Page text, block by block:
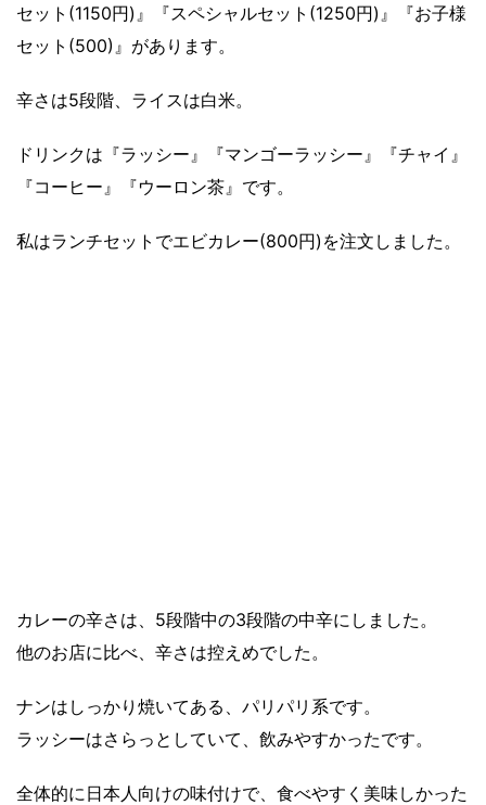
セット(1150円)』『スペシャルセット(1250円)』『お子様
セット(500)』があります。
辛さは5段階、ライスは白米。
ドリンクは『ラッシー』『マンゴーラッシー』『チャイ』
『コーヒー』『ウーロン茶』です。
私はランチセットでエビカレー(800円)を注文しました。
カレーの辛さは、5段階中の3段階の中辛にしました。
他のお店に比べ、辛さは控えめでした。
ナンはしっかり焼いてある、パリパリ系です。
ラッシーはさらっとしていて、飲みやすかったです。
全体的に日本人向けの味付けで、食べやすく美味しかった